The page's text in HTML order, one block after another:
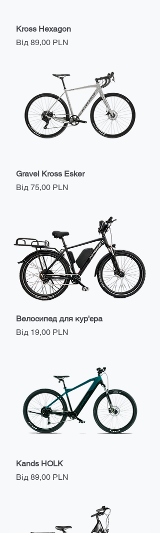
Kross Hexagon
Від 89,00 PLN
За розпродажем
Gravel Kross Esker
Від 75,00 PLN
За розпродажем
Велосипед для кур'єра
Від 19,00 PLN
За розпродажем
Kands HOLK
Від 89,00 PLN
За розпродажем